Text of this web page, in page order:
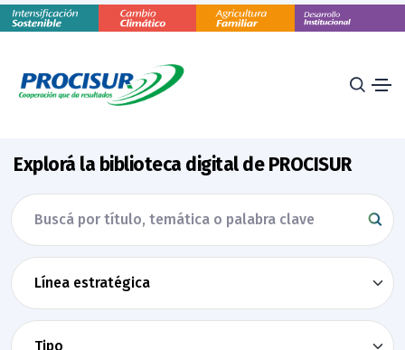
Explorá la biblioteca digital de PROCISUR